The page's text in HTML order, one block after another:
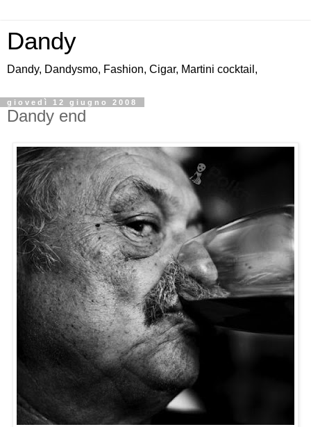
Dandy
Dandy, Dandysmo, Fashion, Cigar, Martini cocktail,
giovedì 12 giugno 2008
Dandy end